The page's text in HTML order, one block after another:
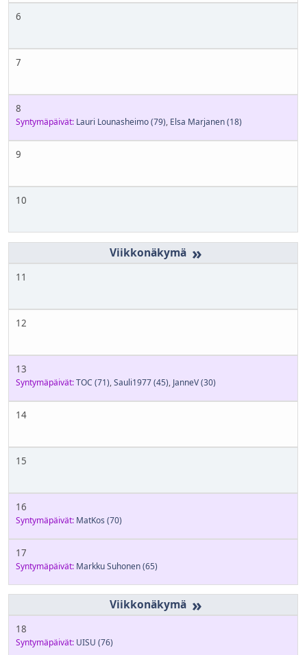
6
7
8
Syntymäpäivät: Lauri Lounasheimo(79), Elsa Marjanen(18)
9
10
»
11
12
13
Syntymäpäivät:TOC (71),Sauli1977(45), JanneV(30)
14
15
16
Syntymäpäivät: MatKos (70)
17
Syntymäpäivät: Markku Suhonen(65)
»
18
Syntymäpäivät: UISU (76)